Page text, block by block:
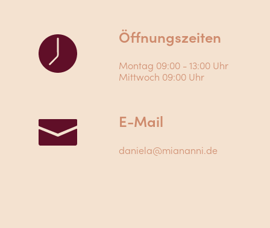
Öffnungszeiten
Montag 09:00 - 13:00 Uhr
Mittwoch 09:00 Uhr
E-Mail
daniela@miananni.de